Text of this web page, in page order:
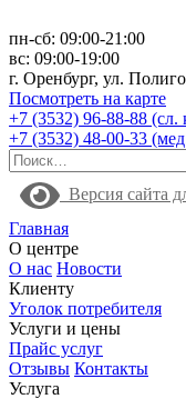
пн-сб: 09:00-21:00
вс: 09:00-19:00
г. Оренбург, ул.
Посмотреть на карте
+7 (3532) 96-88-88 (сл.
+7 (3532) 48-00-33
Версия сайта
Главная
О центре
О нас Новости
Клиенту
Уголок потребителя
Услуги и цены
Прайс услуг
Отзывы Контакты
Услуга